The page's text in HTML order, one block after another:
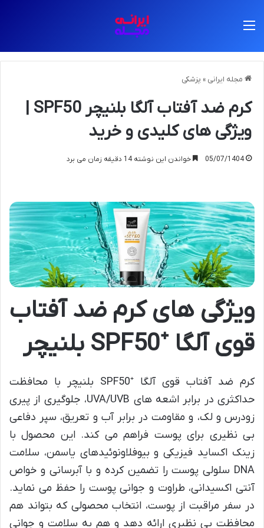
مجله ایرانی » پزشکی
ویژگی های کلیدی و خرید
05/07/1404 خواندن این نوشته 14 دقیقه زمان می برد
ویژگی های کرم ضد آفتاب
قوی آلگا ⁺SPF50 بلنیچر
کرم ضد آفتاب قوی آلگا ⁺SPF50 بلنیچر با محافظت
حداکثری در برابر اشعه های UVA/UVB، جلوگیری از پیری
زودرس و لک، و مقاومت در برابر آب و تعریق، سپر دفاعی
بی نظیری برای پوست فراهم می کند. این محصول با
زینک اکساید فیزیکی و بیوفلاونوئیدهای یاسمن، سلامت
DNA سلولی پوست را تضمین کرده و با آبرسانی و خواص
آنتی اکسیدانی، طراوت و جوانی پوست را حفظ می نماید.
در سفر مراقبت از پوست، انتخاب محصولی که بتواند هم
محافظت بی نظیری ارائه دهد و هم به سلامت و جوانی